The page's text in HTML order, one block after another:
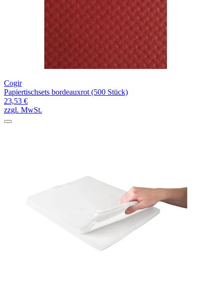
Cogir
Papiertischsets bordeauxrot (500 Stück)
23,53 €
zzgl. MwSt.